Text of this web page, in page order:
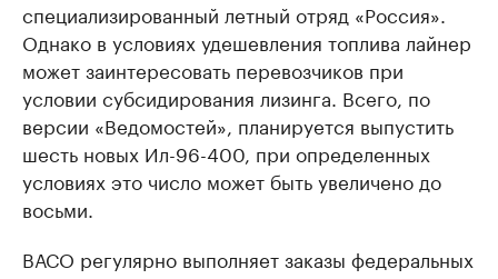
специализированный летный отряд «Россия».
Однако в условиях удешевления топлива лайнер
может заинтересовать перевозчиков при
условии субсидирования лизинга. Всего, по
версии «Ведомостей», планируется выпустить
шесть новых Ил-96-400, при определенных
условиях это число может быть увеличено до
восьми.
ВАСО регулярно выполняет заказы федеральных